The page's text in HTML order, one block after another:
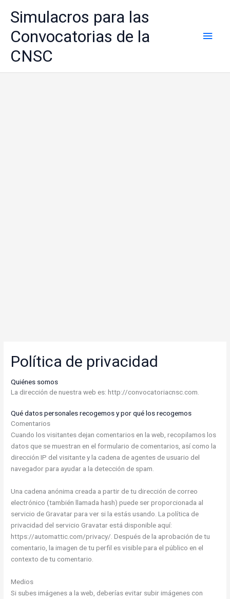
Simulacros para las
Convocatorias de la
CNSC
Política de privacidad
Quiénes somos
La dirección de nuestra web es: http://convocatoriacnsc.com.
Qué datos personales recogemos y por qué los recogemos
Comentarios
Cuando los visitantes dejan comentarios en la web, recopilamos los
datos que se muestran en el formulario de comentarios, así como la
dirección IP del visitante y la cadena de agentes de usuario del
navegador para ayudar a la detección de spam.
Una cadena anónima creada a partir de tu dirección de correo
electrónico (también llamada hash) puede ser proporcionada al
servicio de Gravatar para ver si la estás usando. La política de
privacidad del servicio Gravatar está disponible aquí:
https://automattic.com/privacy/. Después de la aprobación de tu
comentario, la imagen de tu perfil es visible para el público en el
contexto de tu comentario.
Medios
Si subes imágenes a la web, deberías evitar subir imágenes con